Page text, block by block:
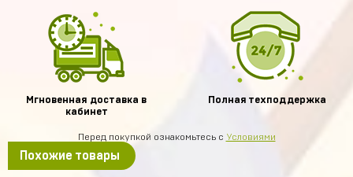
Мгновенная доставка в
кабинет
Полная техподдержка
Перед покупкой ознакомьтесь с Условиями
Похожие товары